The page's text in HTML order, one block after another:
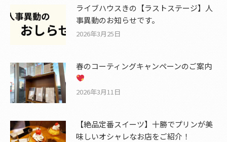
ライブハウスきの【ラストステージ】人
事異動のお知らせです。
2026年3月25日
春のコーティングキャンペーンのご案内
2026年3月11日
【絶品定番スイーツ】十勝でプリンが美
味しいオシャレなお店をご紹介！